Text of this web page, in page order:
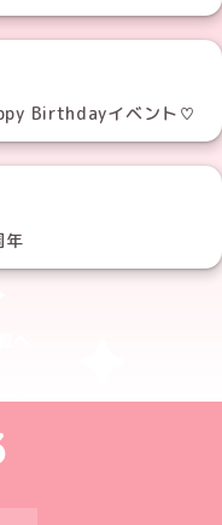
Birthdayイベント♡
年
公式アカウント
式アカウント
んInstagram公式アカウント
りーみんFacebook公式アカウン
いどりーみんYouTube公式アカ